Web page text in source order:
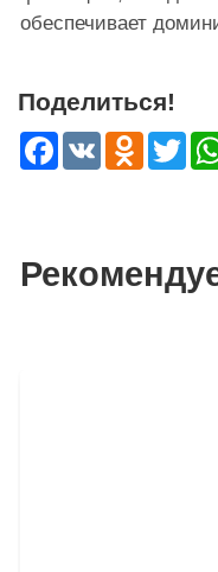
обеспечивает
Поделиться!
Facebook
VK